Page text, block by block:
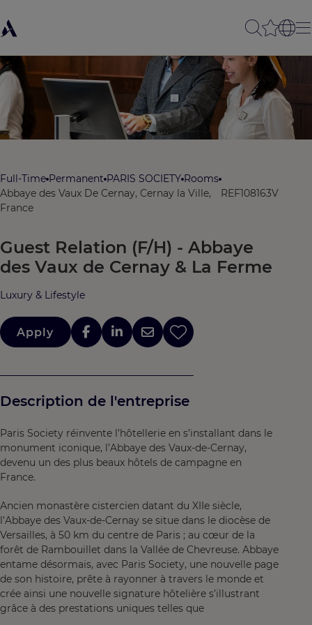
Full-Time Permanent PARIS SOCIETY Rooms
Abbaye des Vaux De Cernay, Cernay la Ville,
France
REF108163V
Guest Relation (F/H) - Abbaye
des Vaux de Cernay & La Ferme
Luxury & Lifestyle
Apply
Description de l'entreprise
Paris Society réinvente l’hôtellerie en s’installant dans le
monument iconique, l’Abbaye des Vaux-de-Cernay,
devenu un des plus beaux hôtels de campagne en
France.
Ancien monastère cistercien datant du XIIe siècle,
l’Abbaye des Vaux-de-Cernay se situe dans le diocèse de
Versailles, à 50 km du centre de Paris ; au cœur de la
forêt de Rambouillet dans la Vallée de Chevreuse. Abbaye
entame désormais, avec Paris Society, une nouvelle page
de son histoire, prête à rayonner à travers le monde et
crée ainsi une nouvelle signature hôtelière s’illustrant
grâce à des prestations uniques telles que